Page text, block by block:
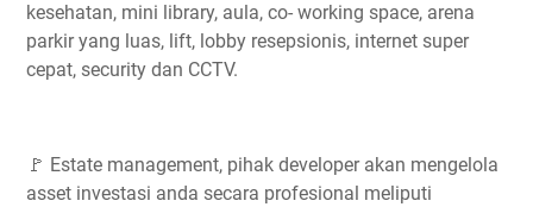
kesehatan, mini library, aula, co- working space, arena
parkir yang luas, lift, lobby resepsionis, internet super
cepat, security dan CCTV.
🚩 Estate management, pihak developer akan mengelola
asset investasi anda secara profesional meliputi